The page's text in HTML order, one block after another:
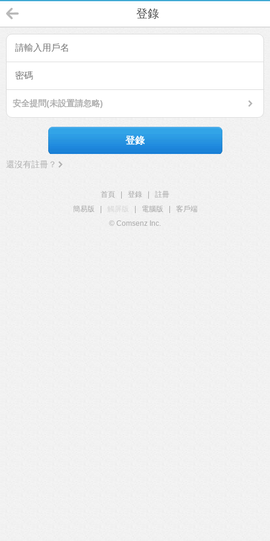
登錄
安全提問(未設置請忽略)
登錄
還沒有註冊？
首頁 登錄
註冊
簡易版
觸屏版 電腦版
客戶端
© Comsenz Inc.